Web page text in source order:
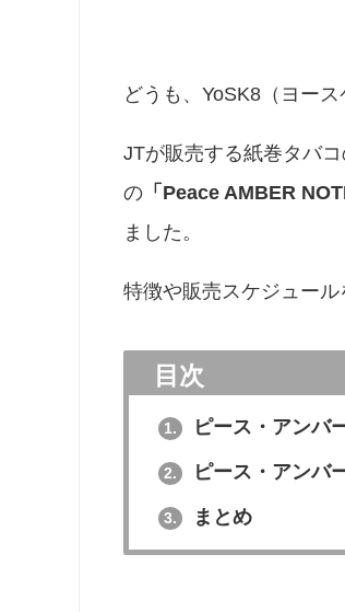
どうも、YoSK8（ヨース
JTが販売する紙巻タバ
の 「Peace AMBER
ました。
特徴や販売スケジュール
目次
1. ピース・アンバ
2. ピース・アンバ
3. まとめ